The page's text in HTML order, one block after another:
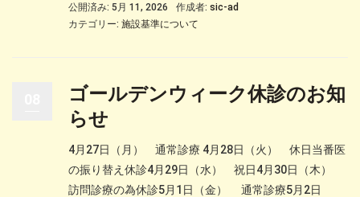
公開済み: 5月 11, 2026 作成者: sic-ad
カテゴリー: 施設基準について
ゴールデンウィーク休診のお知
らせ
4月27日（月） 通常診療 4月28日（火） 休日当番医
の振り替え休診4月29日（水） 祝日4月30日（木）
訪問診療の為休診5月1日（金） 通常診療5月2日